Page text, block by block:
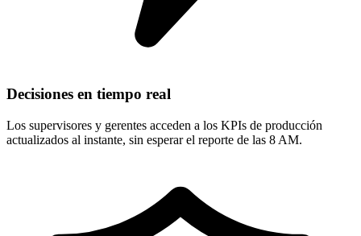
Decisiones en tiempo real
Los supervisores y gerentes acceden a los KPIs de producción
actualizados al instante, sin esperar el reporte de las 8 AM.